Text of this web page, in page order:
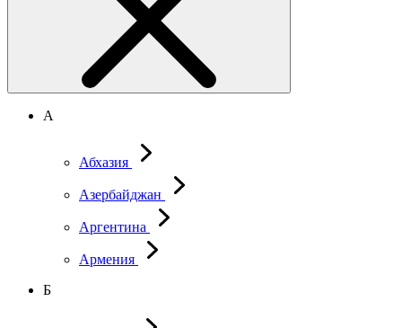
А
Абхазия
Азербайджан
Аргентина
Армения
Б